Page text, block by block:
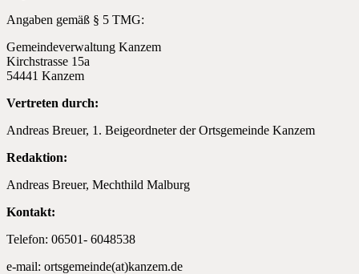
Angaben gemäß § 5 TMG:
Gemeindeverwaltung Kanzem
Kirchstrasse 15a
54441 Kanzem
Vertreten durch:
Andreas Breuer, 1. Beigeordneter der Ortsgemeinde Kanzem
Redaktion:
Andreas Breuer, Mechthild Malburg
Kontakt:
Telefon: 06501- 6048538
e-mail: ortsgemeinde(at)kanzem.de